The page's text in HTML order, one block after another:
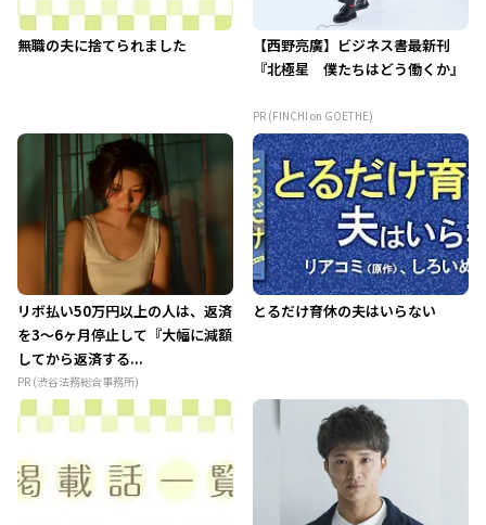
無職の夫に捨てられました
【西野亮廣】ビジネス書最新刊
『北極星 僕たちはどう働くか』
PR (FINCHI on GOETHE)
リボ払い50万円以上の人は、返済
を3～6ヶ月停止して『大幅に減額
してから返済する...
PR (渋谷法務総合事務所)
とるだけ育休の夫はいらない